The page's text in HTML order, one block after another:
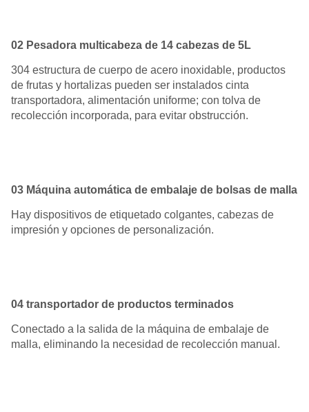
02 Pesadora multicabeza de 14 cabezas de 5L
304 estructura de cuerpo de acero inoxidable, productos
de frutas y hortalizas pueden ser instalados cinta
transportadora, alimentación uniforme; con tolva de
recolección incorporada, para evitar obstrucción.
03 Máquina automática de embalaje de bolsas de malla
Hay dispositivos de etiquetado colgantes, cabezas de
impresión y opciones de personalización.
04 transportador de productos terminados
Conectado a la salida de la máquina de embalaje de
malla, eliminando la necesidad de recolección manual.